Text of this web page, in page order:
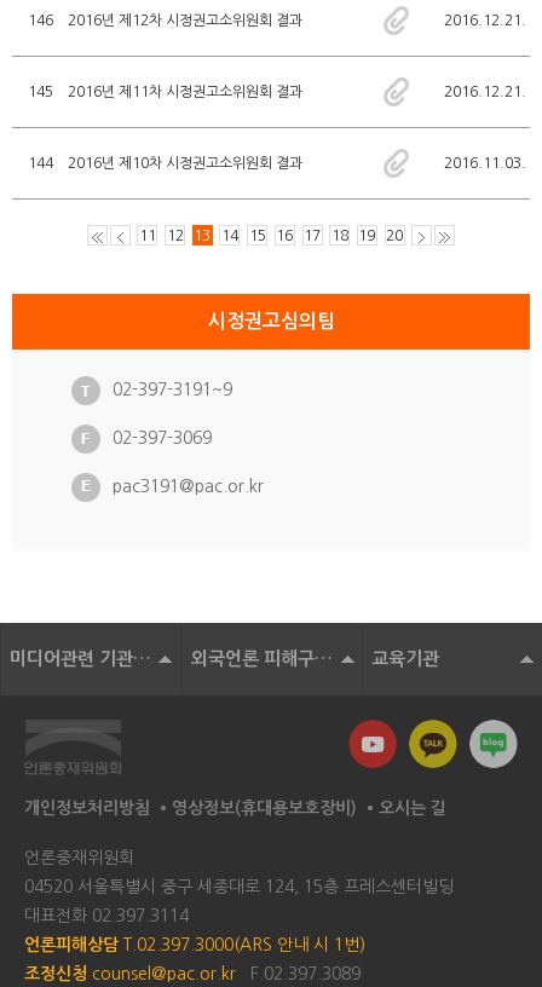
146 2016년 제12차 시정권고소위원회 결과 2016.12.21.
145 2016년 제11차 시정권고소위원회 결과 2016.12.21.
144 2016년 제10차 시정권고소위원회 결과 2016.11.03.
11 12 13 14 15 16 17 18 19 20
시정권고심의팀
02-397-3191~9
02-397-3069
pac3191@pac.or.kr
미디어관련 기관 및 단체 외국언론 피해구제기구 교육기관
개인정보처리방침 영상정보(휴대용보호장비) 오시는 길
언론중재위원회
04520 서울특별시 중구 세종대로 124, 15층 프레스센터빌딩
대표전화 02.397.3114
언론피해상담 T.02.397.3000(ARS 안내 시 1번)
조정신청 counsel@pac.or.kr F.02.397.3089